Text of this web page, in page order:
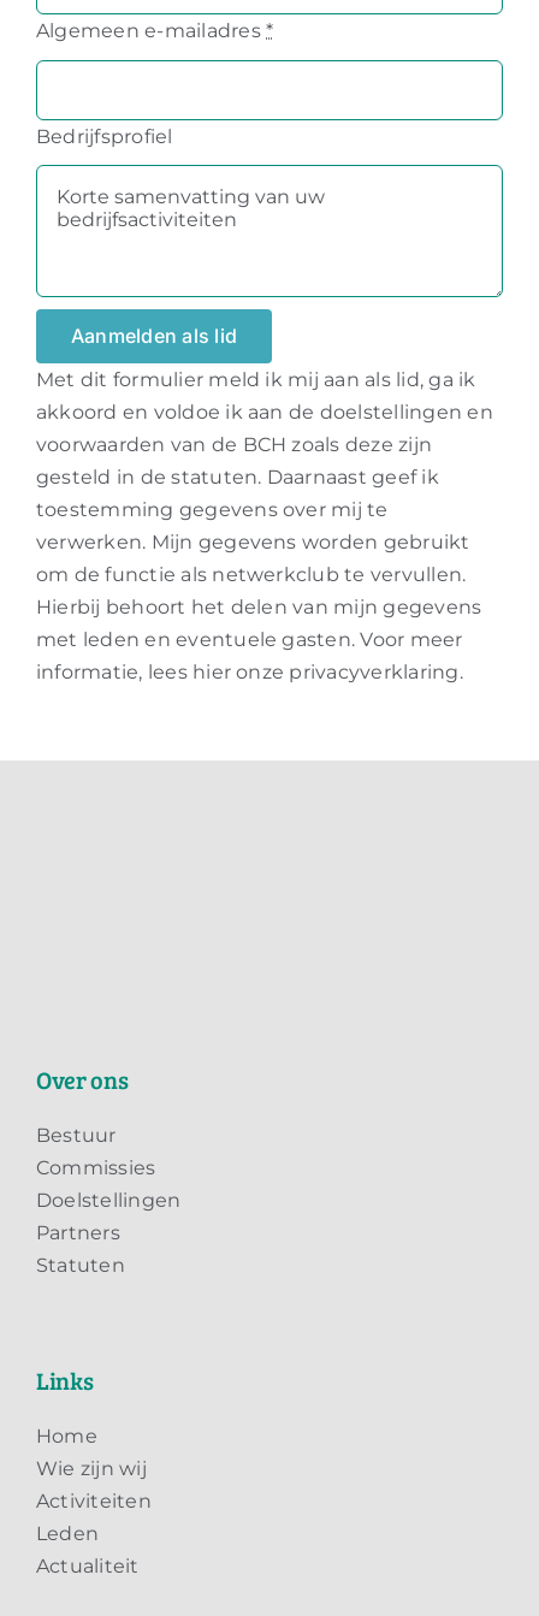
Algemeen e-mailadres*
Bedrijfsprofiel
Aanmelden als lid
Met dit formulier meld ik mij aan als lid, ga ik
akkoord en voldoe ik aan de doelstellingen en
voorwaarden van de BCH zoals deze zijn
gesteld in destatuten. Daarnaast geef ik
toestemming gegevens over mij te
verwerken. Mijn gegevens worden gebruikt
om de functie als netwerkclub te vervullen.
Hierbij behoort het delen van mijn gegevens
met leden en eventuele gasten.Voor meer
informatie, lees hier onze privacyverklaring.
Over ons
Bestuur
Commissies
Doelstellingen
Partners
Statuten
Links
Home
Wie zijn wij
Activiteiten
Leden
Actualiteit